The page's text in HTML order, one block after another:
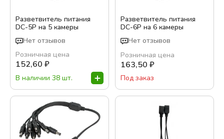
Разветвитель питания
DC-5P на 5 камеры
Нет отзывов
Розничная цена
152,60 ₽
В наличии 38 шт.
Разветвитель питания
DC-6P на 6 камеры
Нет отзывов
Розничная цена
163,50 ₽
Под заказ